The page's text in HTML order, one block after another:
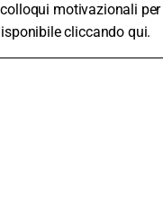
motivazionali per
cliccando qui.